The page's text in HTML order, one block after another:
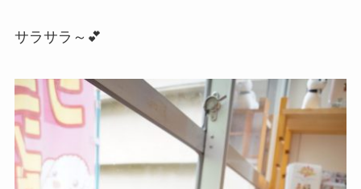
サラサラ～💕